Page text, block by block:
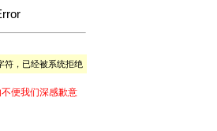
符，已经被系统拒绝
便我们深感歉意